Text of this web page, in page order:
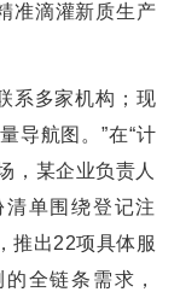
准滴灌新质生产
多家机构；现
导航图。”在“计
，某企业负责人
单围绕登记注
推出22项具体服
全链条需求，